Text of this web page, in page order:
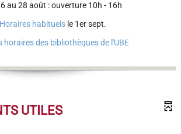
au 28 août : ouverture 10h - 16h
Horaires habituels le 1er sept.
horaires des bibliothèques de l'UBE
UTILES